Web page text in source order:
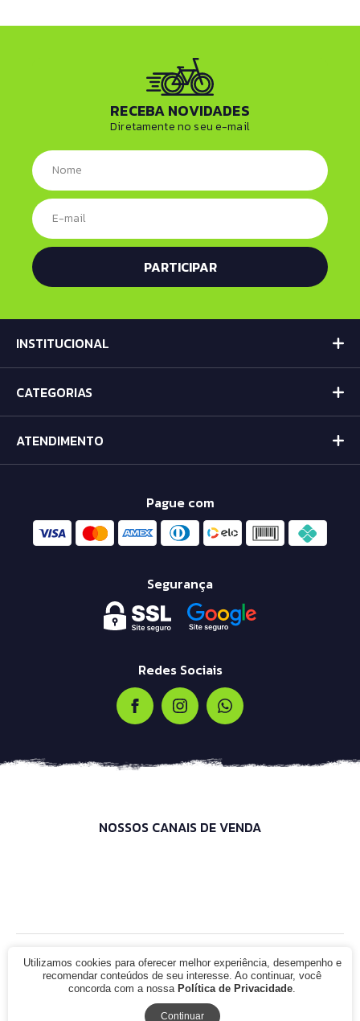
RECEBA NOVIDADES
Diretamente no seu e-mail
INSTITUCIONAL
CATEGORIAS
ATENDIMENTO
Pague com
Segurança
Redes Sociais
NOSSOS CANAIS DE VENDA
© 2021 - Infinity Bike Shop. CNPJ: 00.000.000/0000-00. Todos os
direitos reservados.
Utilizamos cookies para oferecer melhor experiência, desempenho e
recomendar conteúdos de seu interesse. Ao continuar, você
concorda com a nossa Política de Privacidade.
Continuar